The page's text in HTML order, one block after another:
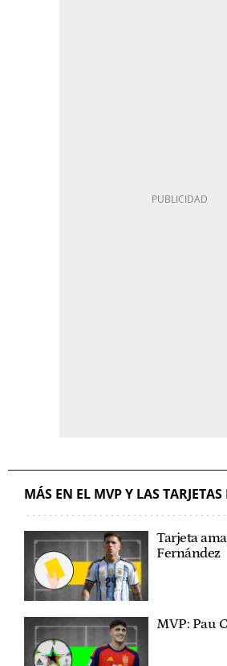
MÁS EN EL MVP Y LAS
Tarjeta
Fernández
MVP: Pau